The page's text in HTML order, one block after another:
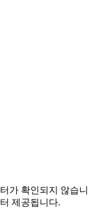
가 확인되지 않습니
제공됩니다.